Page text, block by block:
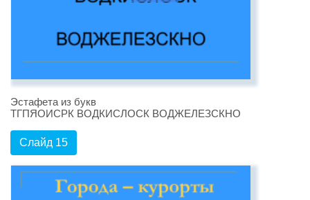
Эстафета из букв
ТГПЯОИСРК ВОДКИСЛОСК ВОДЖЕЛЕЗСКНО
Слайд 15